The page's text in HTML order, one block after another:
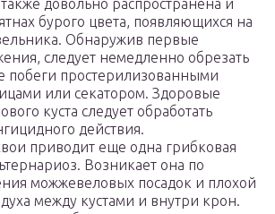
довольно распространена и
бурого цвета, появляющихся на
Обнаружив первые
следует немедленно обрезать
побеги простерилизованными
или секатором. Здоровые
куста следует обработать
действия.
приводит еще одна грибковая
Возникает она по
можжевеловых посадок и плохой
между кустами и внутри крон.